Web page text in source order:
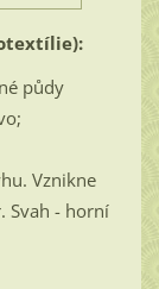
půdy
Vznikne
Svah - horní